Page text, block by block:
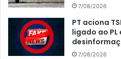
7/08/2026
PT aciona
ligado ao PL
7/08/2026